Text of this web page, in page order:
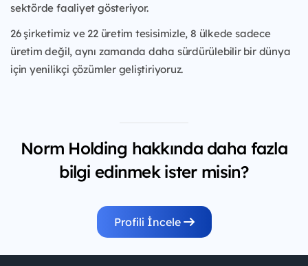
sektörde faaliyet gösteriyor.
26 şirketimiz ve 22 üretim tesisimizle, 8 ülkede sadece
üretim değil, aynı zamanda daha sürdürülebilir bir dünya
için yenilikçi çözümler geliştiriyoruz.
Norm Holding hakkında daha fazla
bilgi edinmek ister misin?
Profili İncele